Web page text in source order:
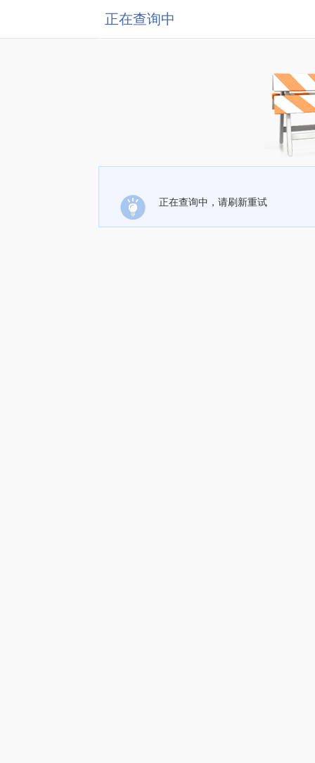
正在查询中
正在查询中，请刷新重试